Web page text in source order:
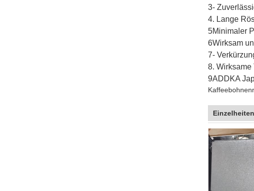
3-
4. Lange
5Minimaler
6Wirksam
7-
8. Wirksame
9ADDKA
Einzelheiten